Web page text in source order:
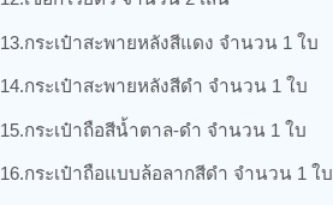
13.กระเป๋าสะพายหลังสีแดง จำนวน 1 ใบ
14.กระเป๋าสะพายหลังสีดำ จำนวน 1 ใบ
15.กระเป๋าถือสีน้ำตาล-ดำ จำนวน 1 ใบ
16.กระเป๋าถือแบบล้อลากสีดำ จำนวน 1 ใบ